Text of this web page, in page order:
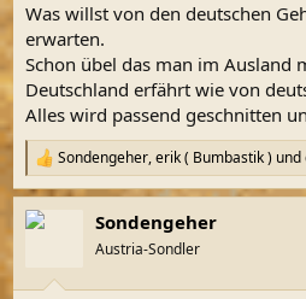
:
Was willst von den deutschen
erwarten.
Schon übel das man im Ausland
Deutschland erfährt wie von
Alles wird passend geschnitten
R
e
a
k
Sondengeher,erik ( Bumbastik ) und
Sondengeher
Austria-Sondler